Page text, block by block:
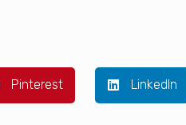
Pinterest LinkedIn